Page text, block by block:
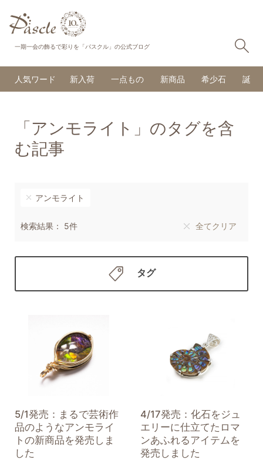
一期一会の飾るで彩りを「パスクル」の公式ブログ
人気ワード 新入荷 一点もの 新商品 希少石 誕生
「アンモライト」のタグを含
む記事
アンモライト
検索結果： 5件 全てクリア
タグ
5/1発売：まるで芸術作
品のようなアンモライ
トの新商品を発売しま
した
4/17発売：化石をジュ
エリーに仕立てたロマ
ンあふれるアイテムを
発売しました